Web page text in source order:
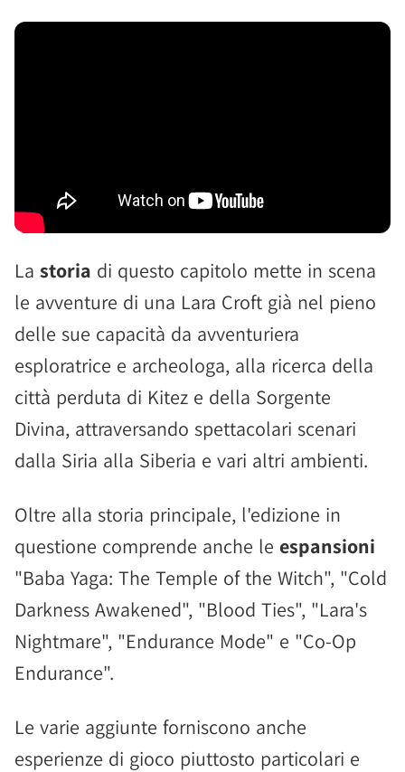
La storia di questo capitolo mette in scena
le avventure di una Lara Croft già nel pieno
delle sue capacità da avventuriera
esploratrice e archeologa, alla ricerca della
città perduta di Kitez e della Sorgente
Divina, attraversando spettacolari scenari
dalla Siria alla Siberia e vari altri ambienti.
Oltre alla storia principale, l'edizione in
questione comprende anche le espansioni
"Baba Yaga: The Temple of the Witch", "Cold
Darkness Awakened", "Blood Ties", "Lara's
Nightmare", "Endurance Mode" e "Co-Op
Endurance".
Le varie aggiunte forniscono anche
esperienze di gioco piuttosto particolari e